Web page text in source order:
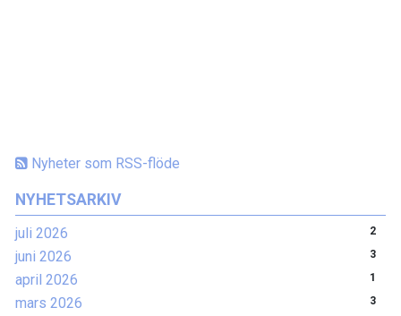
Nyheter som RSS-flöde
NYHETSARKIV
juli 2026 2
juni 2026 3
april 2026 1
mars 2026 3